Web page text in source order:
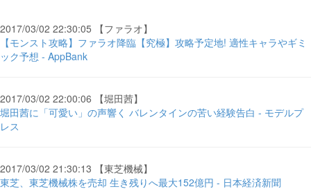
2017/03/02 22:30:05 【ファラオ】
【モンスト攻略】ファラオ降臨【究極】攻略予定地! 適性キャラやギミ
ック予想 - AppBank
2017/03/02 22:00:06 【堀田茜】
堀田茜に「可愛い」の声響く バレンタインの苦い経験告白 - モデルプ
レス
2017/03/02 21:30:13 【東芝機械】
東芝、東芝機械株を売却 生き残りへ最大152億円 - 日本経済新聞